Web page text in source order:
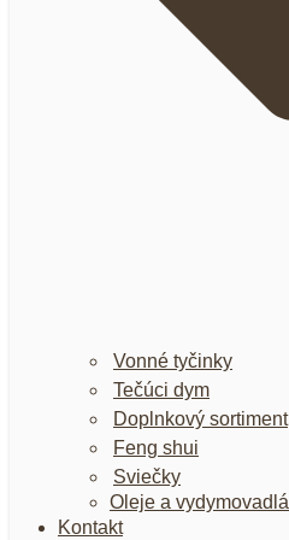
Vonné tyčinky
Tečúci dym
Doplnkový sortiment
Feng shui
Sviečky
Oleje a vydymovadlá
Kontakt